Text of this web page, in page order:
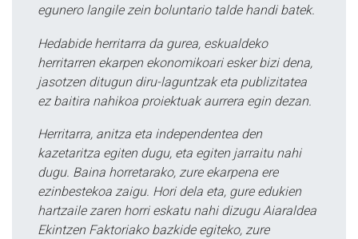
egunero langile zein boluntario talde handi batek.
Hedabide herritarra da gurea, eskualdeko
herritarren ekarpen ekonomikoari esker bizi dena,
jasotzen ditugun diru-laguntzak eta publizitatea
ez baitira nahikoa proiektuak aurrera egin dezan.
Herritarra, anitza eta independentea den
kazetaritza egiten dugu, eta egiten jarraitu nahi
dugu. Baina horretarako, zure ekarpena ere
ezinbestekoa zaigu. Hori dela eta, gure edukien
hartzaile zaren horri eskatu nahi dizugu Aiaraldea
Ekintzen Faktoriako bazkide egiteko, zure